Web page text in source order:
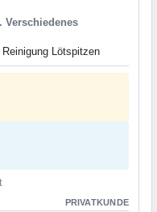
Verschiedenes
Lötspitzen
PRIVATKUNDE